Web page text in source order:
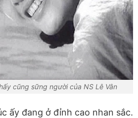
cũng sững người của NS Lê Vân
ấy đang ở đỉnh cao nhan sắc.